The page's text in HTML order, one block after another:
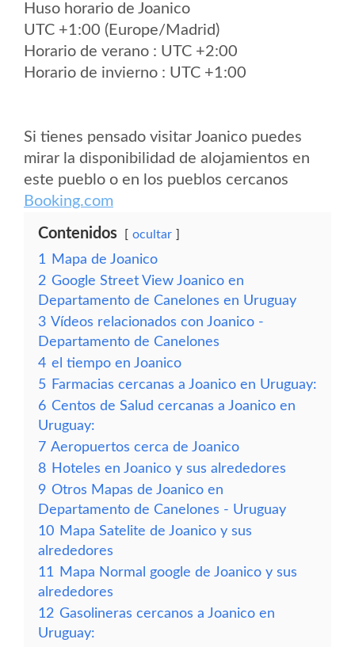
Huso horario de Joanico
UTC +1:00 (Europe/Madrid)
Horario de verano : UTC +2:00
Horario de invierno : UTC +1:00
Si tienes pensado visitar Joanico puedes
mirar la disponibilidad de alojamientos en
este pueblo o en los pueblos cercanos
Booking.com
Contenidos ocultar
1
Mapa de Joanico
2 Google Street View Joanico en
Departamento de Canelones en Uruguay
3 Vídeos relacionados con Joanico -
Departamento de Canelones
4 el tiempo en Joanico
5 Farmacias cercanas a Joanico en Uruguay:
6 Centos de Salud cercanas a Joanico en
Uruguay:
7 Aeropuertos cerca de Joanico
8 Hoteles en Joanico y sus alrededores
9 Otros Mapas de Joanico en
Departamento de Canelones - Uruguay
10 Mapa Satelite de Joanico y sus
alrededores
11
Mapa Normal google de Joanico y sus
alrededores
12 Gasolineras cercanos a Joanico en
Uruguay: